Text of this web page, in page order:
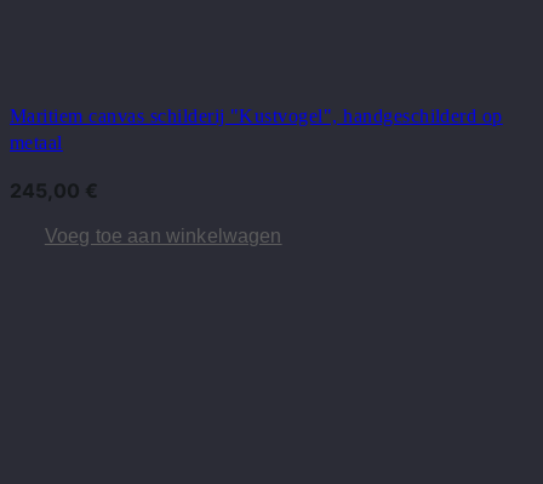
Maritiem canvas schilderij "Kustvogel", handgeschilderd op
metaal
245,00 €
Voeg toe aan winkelwagen